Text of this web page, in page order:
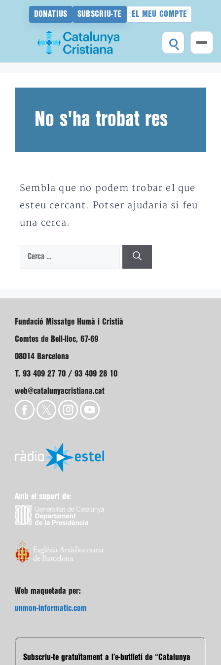
DONATIUS SUBSCRIU-TE EL MEU COMPTE
No s'ha trobat res
Sembla que no podem trobar el que
esteu cercant. Potser ajudaria si feu
una cerca.
Cerca:
Fundació Missatge Humà i Cristià
Comtes de Bell-lloc, 67-69
08014 Barcelona
T. 93 409 27 70 / 93 409 28 10
web@catalunyacristiana.cat
Amb el suport de:
Web maquetada per:
unmon-informatic.com
Subscriu-te gratuïtament a l’e-butlletí de “Catalunya